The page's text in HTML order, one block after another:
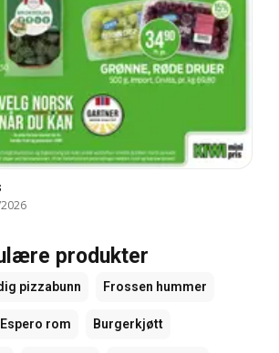
produkter
pizzabunn Frossen hummer
Espero rom Burgerkjøtt